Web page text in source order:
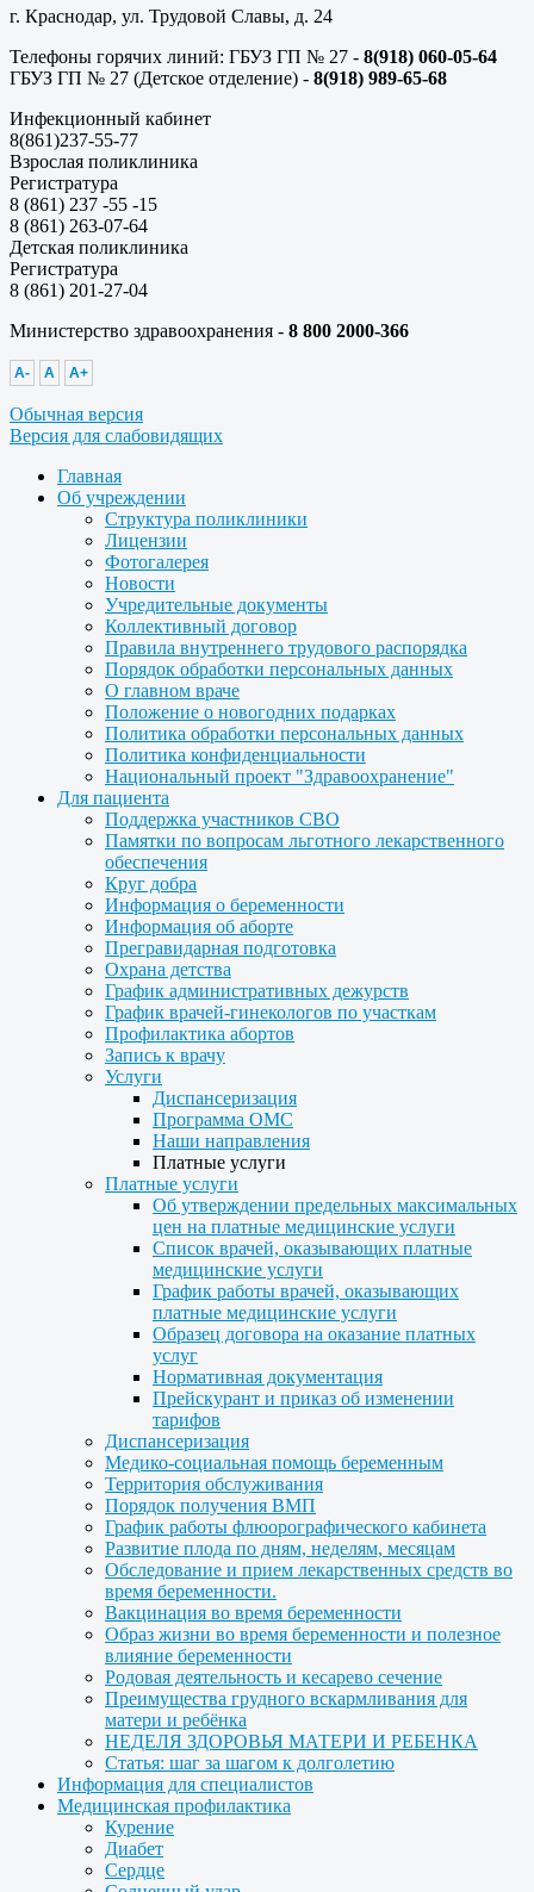
г. Краснодар, ул. Трудовой Славы, д. 24
Телефоны горячих линий: ГБУЗ ГП № 27 - 8(918) 060-05-64
ГБУЗ ГП № 27 (Детское отделение) - 8(918) 989-65-68
Инфекционный кабинет
8(861)237-55-77
Взрослая поликлиника
Регистратура
8 (861) 237 -55 -15
8 (861) 263-07-64
Детская поликлиника
Регистратура
8 (861) 201-27-04
Министерство здравоохранения - 8 800 2000-366
A- A A+
Обычная версия
Версия для слабовидящих
Главная
Об учреждении
Структура поликлиники
Лицензии
Фотогалерея
Новости
Учредительные документы
Коллективный договор
Правила внутреннего трудового распорядка
Порядок обработки персональных данных
О главном враче
Положение о новогодних подарках
Политика обработки персональных данных
Политика конфиденциальности
Национальный проект "Здравоохранение"
Для пациента
Поддержка участников СВО
Памятки по вопросам льготного лекарственного
обеспечения
Круг добра
Информация о беременности
Информация об аборте
Прегравидарная подготовка
Охрана детства
График административных дежурств
График врачей-гинекологов по участкам
Профилактика абортов
Запись к врачу
Услуги
Диспансеризация
Программа ОМС
Наши направления
Платные услуги
Платные услуги
Об утверждении предельных максимальных
цен на платные медицинские услуги
Список врачей, оказывающих платные
медицинские услуги
График работы врачей, оказывающих
платные медицинские услуги
Образец договора на оказание платных
услуг
Нормативная документация
Прейскурант и приказ об изменении
тарифов
Диспансеризация
Медико-социальная помощь беременным
Территория обслуживания
Порядок получения ВМП
График работы флюорографического кабинета
Развитие плода по дням, неделям, месяцам
Обследование и прием лекарственных средств во
время беременности.
Вакцинация во время беременности
Образ жизни во время беременности и полезное
влияние беременности
Родовая деятельность и кесарево сечение
Преимущества грудного вскармливания для
матери и ребёнка
НЕДЕЛЯ ЗДОРОВЬЯ МАТЕРИ И РЕБЕНКА
Статья: шаг за шагом к долголетию
Информация для специалистов
Медицинская профилактика
Курение
Диабет
Сердце